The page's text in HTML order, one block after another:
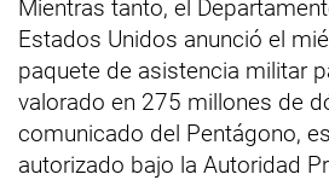
Mientras tanto, el
Estados Unidos anunció el
paquete de asistencia militar
valorado en 275 millones de
comunicado del Pentágono,
autorizado bajo la Autoridad